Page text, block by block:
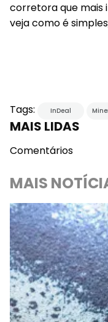
corretora que mais
veja como é
Tags: InDeal
MAIS LIDAS
Comentários
MAIS